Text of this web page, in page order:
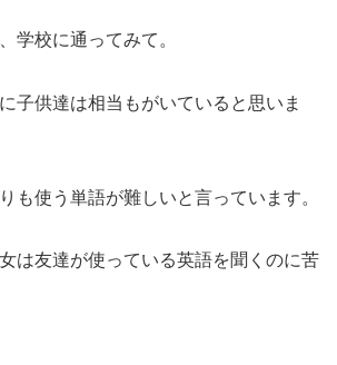
学校に通ってみて。
子供達は相当もがいていると思いま
も使う単語が難しいと言っています。
は友達が使っている英語を聞くのに苦